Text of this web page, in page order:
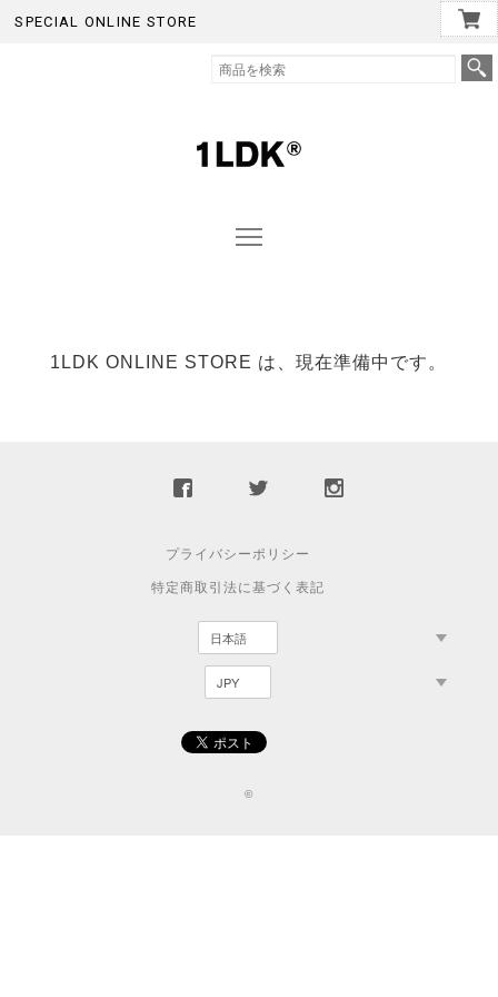
SPECIAL ONLINE STORE
1LDK ONLINE STORE は、現在準備中です。
プライバシーポリシー
特定商取引法に基づく表記
©